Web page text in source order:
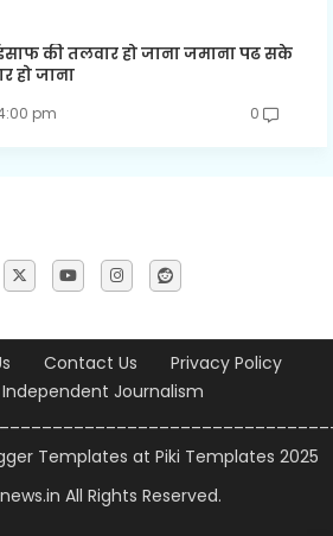
की तलवार हो जाना जमाना पढ सके
हो जाना
pm 0
Contact Us
Privacy Policy
Journalism
Templates at Piki Templates 2025
All Rights Reserved.